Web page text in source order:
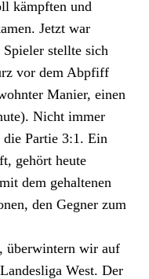
kämpften und
Jetzt war
stellte sich
vor dem Abpfiff
Manier, einen
Nicht immer
die Partie 3:1. Ein
gehört heute
dem gehaltenen
den Gegner zum
überwintern wir auf
West. Der